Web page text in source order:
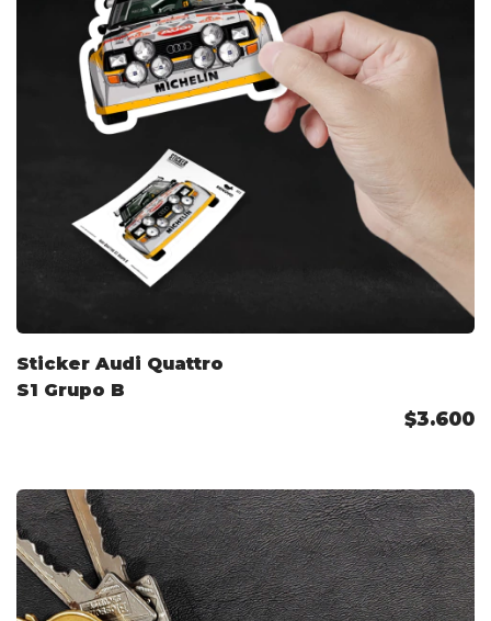
Sticker Audi Quattro
S1 Grupo B
$3.600